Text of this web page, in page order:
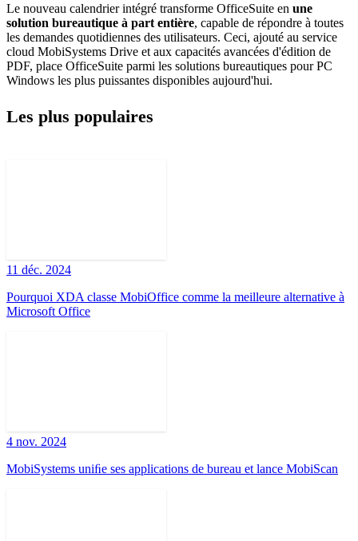
Le nouveau calendrier intégré transforme OfficeSuite en une
solution bureautique à part entière, capable de répondre à toutes
les demandes quotidiennes des utilisateurs. Ceci, ajouté au service
cloud MobiSystems Drive et aux capacités avancées d'édition de
PDF, place OfficeSuite parmi les solutions bureautiques pour PC
Windows les plus puissantes disponibles aujourd'hui.
Les plus populaires
11 déc. 2024
Pourquoi XDA classe MobiOffice comme la meilleure alternative à
Microsoft Office
4 nov. 2024
MobiSystems uniﬁe ses applications de bureau et lance MobiScan